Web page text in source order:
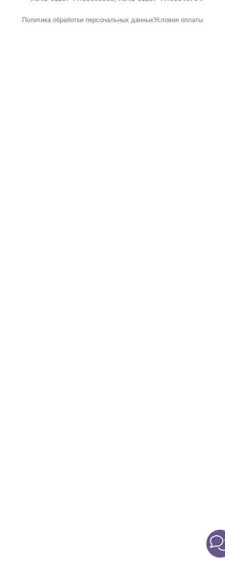
Политика обработки персональных данныхУсловия оплаты